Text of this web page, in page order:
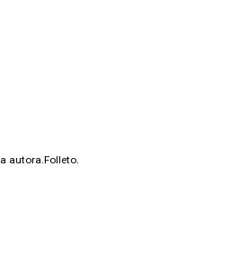
autora.Folleto.